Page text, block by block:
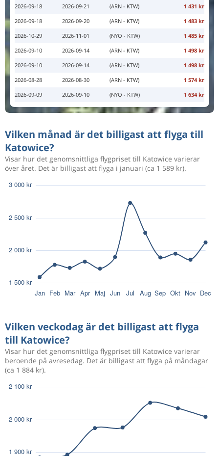
2026-09-18
2026-09-21 (ARN - KTW)
1 431 kr
2026-09-18
2026-09-20 (ARN - KTW)
1 483 kr
2026-10-29
2026-11-01 (NYO - KTW)
1 485 kr
2026-09-10
2026-09-14 (ARN - KTW)
1 498 kr
2026-09-10
2026-09-14 (ARN - KTW)
1 498 kr
2026-08-28
2026-08-30 (ARN - KTW)
1 574 kr
2026-09-09
2026-09-10 (NYO - KTW) 1 634 kr
Vilken månad är det billigast att flyga till
Katowice?
Visar hur det genomsnittliga flygpriset till Katowice varierar
över året. Det är billigast att flyga i januari (ca 1 589 kr).
Vilken veckodag är det billigast att flyga
till Katowice?
Visar hur det genomsnittliga flygpriset till Katowice varierar
beroende på avresedag. Det är billigast att flyga på måndagar
(ca 1 884 kr).